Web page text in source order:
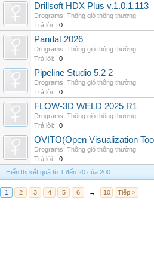
Drillsoft HDX Plus v.1.0.1.113
Drograms Thông gió thông thường
Trả lời:
0
Pandat 2026
Drograms Thông gió thông thường
Trả lời:
0
Pipeline Studio 5.2 2
Drograms Thông gió thông thường
Trả lời:
0
FLOW-3D WELD 2025 R1
Drograms Thông gió thông thường
Trả lời:
0
OVITO(Open Visualization
Drograms Thông gió thông thường
Trả lời:
0
Hiển thị kết quả từ 1 đến 20 của 200
1 2 3 4 5 6 → 10 Tiếp >